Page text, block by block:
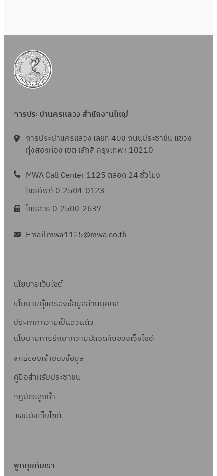
การประปานครหลวง สำนักงานใหญ่
การประปานครหลวง เลขที่ 400 ถนนประชาชื่น แขวง
ทุ่งสองห้อง เขตหลักสี่ กรุงเทพฯ 10210
MWA Call Center 1125 ตลอด 24 ชั่วโมง
โทรศัพท์ 0-2504-0123
โทรสาร 0-2500-2637
Email mwa1125@mwa.co.th
นโยบายเว็บไซต์
นโยบายคุ้มครองข้อมูลส่วนบุคคล
ประกาศความเป็นส่วนตัว
นโยบายการรักษาความปลอดภัยของเว็บไซต์
สิทธิ์ของเจ้าของข้อมูล
คู่มือสำหรับประชาชน
กฎบัตรลูกค้า
แผนผังเว็บไซต์
พูดคุยกับเรา